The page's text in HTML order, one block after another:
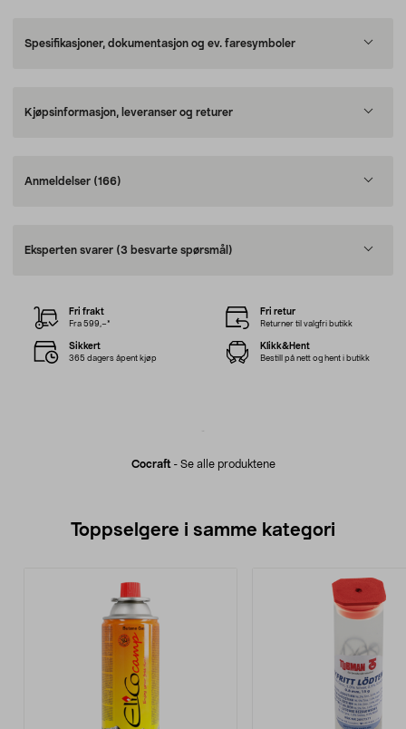
Spesifikasjoner, dokumentasjon og ev. faresymboler
Kjøpsinformasjon, leveranser og returer
Anmeldelser (166)
Eksperten svarer (3 besvarte spørsmål)
Cocraft- Se alle produktene
Fri frakt
Fra 599,–*
Fri retur
Returner til valgfri butikk
Sikkert
365 dagers åpent kjøp
Klikk&Hent
Bestill på nett og hent i butikk
Toppselgere i samme kategori